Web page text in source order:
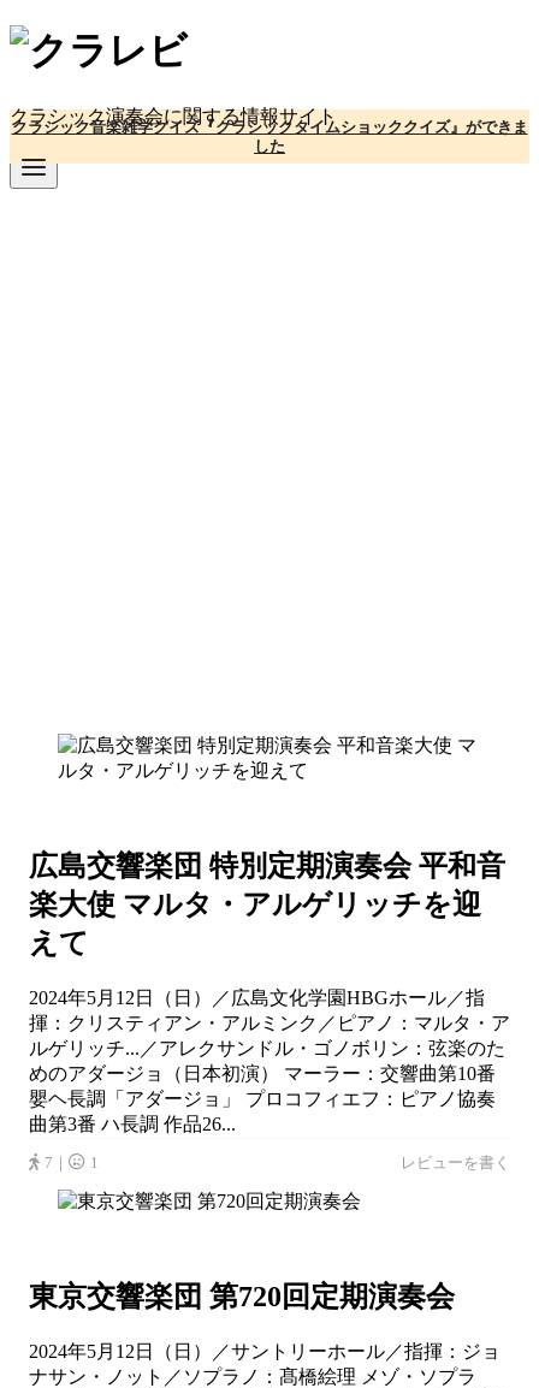
コ
ン
ツ
へ
移
クラシック演奏会に関する情報サイト
クラシック音楽雑学クイズ『クラシックタイムショッククイズ』ができま
した
広島交響楽団 特別定期演奏会 平和音
楽大使 マルタ・アルゲリッチを迎
えて
2024年5月12日（日）／広島文化学園HBGホール／指
揮：クリスティアン・アルミンク／ピアノ：マルタ・ア
ルゲリッチ...／アレクサンドル・ゴノボリン：弦楽のた
めのアダージョ（日本初演） マーラー：交響曲第10番
嬰ヘ長調「アダージョ」 プロコフィエフ：ピアノ協奏
曲第3番 ハ長調 作品26...
7｜ 1 レビューを書く
東京交響楽団 第720回定期演奏会
2024年5月12日（日）／サントリーホール／指揮：ジョ
ナサン・ノット／ソプラノ：髙橋絵理 メゾ・ソプラ